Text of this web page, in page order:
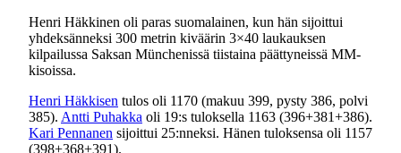
Henri Häkkinen oli paras suomalainen, kun hän sijoittui
yhdeksänneksi 300 metrin kiväärin 3×40 laukauksen
kilpailussa Saksan Münchenissä tiistaina päättyneissä MM-
kisoissa.
Henri Häkkisen tulos oli 1170 (makuu 399, pysty 386, polvi
385). Antti Puhakka oli 19:s tuloksella 1163 (396+381+386).
Kari Pennanen sijoittui 25:nneksi. Hänen tuloksensa oli 1157
(398+368+391).